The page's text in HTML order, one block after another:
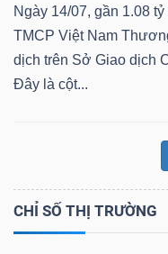
Ngày 14/07, gần 1.08
TMCP Việt Nam
dịch trên Sở Giao dịch
Đây là cột...
CHỈ SỐ THỊ TRƯỜNG
Dữ
liệu